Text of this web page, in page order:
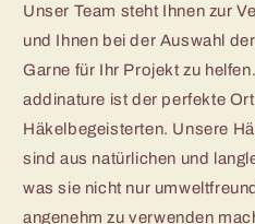
Unser Team steht Ihnen zur
und Ihnen bei der Auswahl
Garne für Ihr Projekt zu
addinature ist der perfekte
Häkelbegeisterten. Unsere
sind aus natürlichen und
was sie nicht nur
angenehm zu verwenden